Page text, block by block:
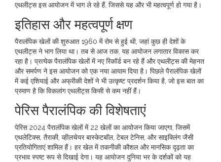
एथलीट्स इस आयोजन में भाग ले रहे हैं, जिससे यह और भी महत्वपूर्ण हो गया है।
इतिहास और महत्वपूर्ण क्षण
पैरालंपिक खेलों की शुरुआत 1960 में रोम से हुई थी, जहां कुछ ही देशों के
एथलीट्स ने भाग लिया था। तब से आज तक, यह आयोजन लगातार विकास कर
रहा है। प्रत्येक पैरालंपिक खेलों में नए रिकॉर्ड बन रहे हैं और एथलीट्स की मेहनत
और समर्पण ने इस आयोजन को एक नया आयाम दिया है। पिछले पैरालंपिक खेलों
में कई एशियाई और अफ्रीकी देशों ने भी उत्कृष्ट प्रदर्शन किया है, जो इस बात का
प्रमाण है कि विकलांग एथलीट्स किसी से कम नहीं हैं।
पेरिस पैरालंपिक की विशेषताएं
पेरिस 2024 पैरालंपिक खेलों में 22 खेलों का आयोजन किया जाएगा, जिसमें
एथलेटिक्स, तैराकी, व्हीलचेयर बास्केटबॉल, टेबल टेनिस, और साइक्लिंग जैसी
प्रतियोगिताएं शामिल हैं। हर खेल में तकनीकी कौशल और मानसिक दृढ़ता का
प्रभाव स्पष्ट रूप से दिखाई देगा। यह आयोजन दुनिया भर के दर्शकों को यह